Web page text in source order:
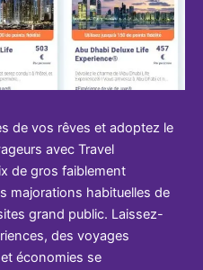
de vos rêves et adoptez le
avec Travel
de gros faiblement
majorations habituelles de
grand public. Laissez-
des voyages
économies se